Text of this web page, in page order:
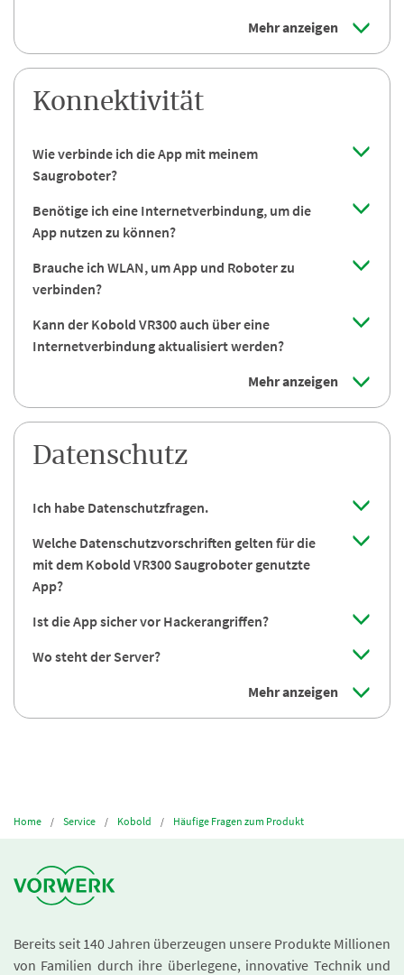
Mehr anzeigen
Konnektivität
Wie verbinde ich die App mit meinem
Saugroboter?
Benötige ich eine Internetverbindung, um die
App nutzen zu können?
Brauche ich WLAN, um App und Roboter zu
verbinden?
Kann der Kobold VR300 auch über eine
Internetverbindung aktualisiert werden?
Mehr anzeigen
Datenschutz
Ich habe Datenschutzfragen.
Welche Datenschutzvorschriften gelten für die
mit dem Kobold VR300 Saugroboter genutzte
App?
Ist die App sicher vor Hackerangriffen?
Wo steht der Server?
Mehr anzeigen
Home Service Kobold Häufige Fragen zum Produkt
Bereits seit 140 Jahren überzeugen unsere Produkte Millionen
von Familien durch ihre überlegene, innovative Technik und